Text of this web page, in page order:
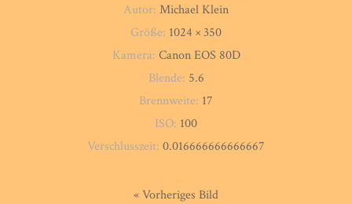
Autor: Michael Klein
Größe: 1024 × 350
Kamera: Canon EOS 80D
Blende: 5.6
Brennweite: 17
ISO: 100
Verschlusszeit: 0.016666666666667
« Vorheriges Bild